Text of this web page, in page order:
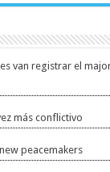
es van registrar el
más conflictivo
peacemakers